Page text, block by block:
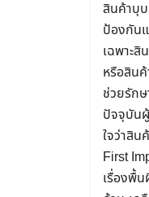
สินค้าบุ
ป้องกัน
เฉพาะ
หรือสิน
ช่วยรัก
ปัจจุบัน
ใจว่าสิ
First
เรื่องพื้